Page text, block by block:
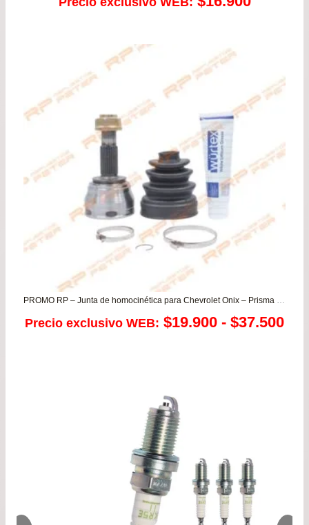
PROMO RP – Junta de homocinética para Chevrolet Onix – Prisma 1.4 – Sonic – Spin
Precio exclusivo WEB: $19.900 - $37.500